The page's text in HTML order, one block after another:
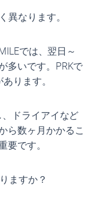
異なります。
では、翌日～
多いです。PRKで
ります。
ドライアイなど
ら数ヶ月かかるこ
要です。
ますか？